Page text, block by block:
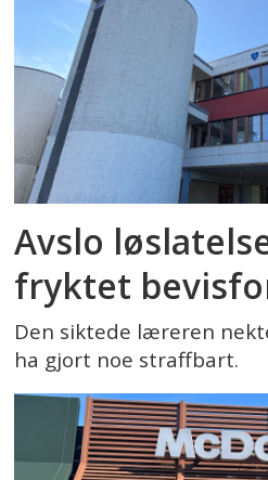
Avslo
fryktet
Den siktede læreren
ha gjort noe straffbart.